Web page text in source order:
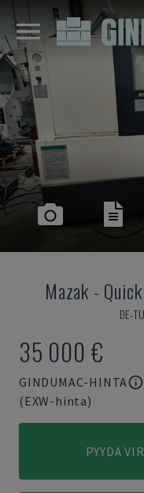
Mazak -
DE-
35 000 €
GINDUMAC-HINTA
(EXW-hinta)
PYYDÄ